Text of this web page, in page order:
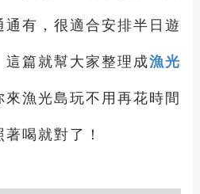
有，很適合安排半日遊
篇就幫大家整理成漁光
來漁光島玩不用再花時間
喝就對了！